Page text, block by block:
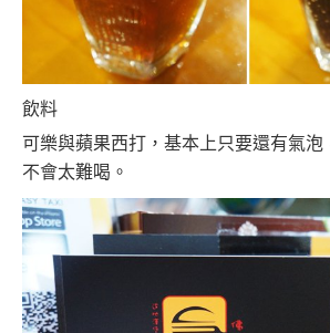
飲料
可樂與蘋果西打，基本上只要還有氣泡
不會太難喝。